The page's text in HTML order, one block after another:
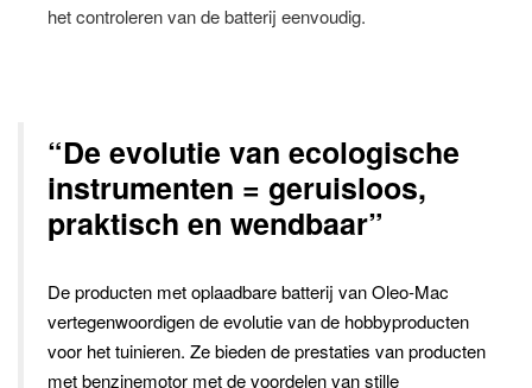
het controleren van de batterij eenvoudig.
“De evolutie van ecologische
instrumenten = geruisloos,
praktisch en wendbaar”
De producten met oplaadbare batterij van Oleo-Mac
vertegenwoordigen de evolutie van de hobbyproducten
voor het tuinieren. Ze bieden de prestaties van producten
met benzinemotor met de voordelen van stille